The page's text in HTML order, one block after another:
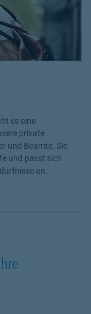
es eine
private
und Beamte. Sie
und passt sich
an.